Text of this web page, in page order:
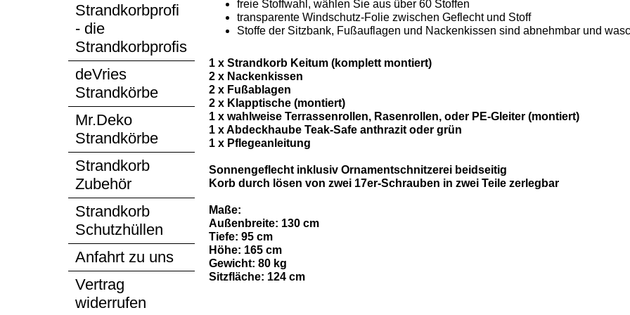
Strandkorbprofi
- die
Strandkorbprofis
deVries
Strandkörbe
Mr.Deko
Strandkörbe
Strandkorb
Zubehör
Strandkorb
Schutzhüllen
Anfahrt zu uns
Vertrag
widerrufen
freie Stoffwahl, wählen Sie aus über 60 Stoffen
transparente Windschutz-Folie zwischen Geflecht und Stoff
Stoffe der Sitzbank, Fußauflagen und Nackenkissen sind abnehmbar und
1 x Strandkorb Keitum (komplett montiert)
2 x Nackenkissen
2 x Fußablagen
2 x Klapptische (montiert)
1 x wahlweise Terrassenrollen, Rasenrollen, oder PE-Gleiter (montiert)
1 x Abdeckhaube Teak-Safe anthrazit oder grün
1 x Pflegeanleitung
Sonnengeflecht inklusiv Ornamentschnitzerei beidseitig
Korb durch lösen von zwei 17er-Schrauben in zwei Teile zerlegbar
Maße:
Außenbreite: 130 cm
Tiefe: 95 cm
Höhe: 165 cm
Gewicht: 80 kg
Sitzfläche: 124 cm